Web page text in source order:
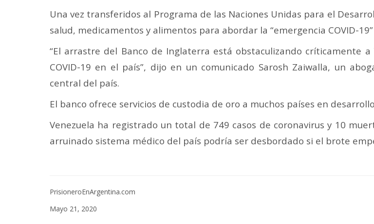
Una vez transferidos al Programa de las Naciones Unidas para el
salud, medicamentos y alimentos para abordar la “emergencia COVID-
“El arrastre del Banco de Inglaterra está obstaculizando críticamente
COVID-19 en el país”, dijo en un comunicado Sarosh Zaiwalla, un
central del país.
El banco ofrece servicios de custodia de oro a muchos países en
Venezuela ha registrado un total de 749 casos de coronavirus y 10
arruinado sistema médico del país podría ser desbordado si el brote
PrisioneroEnArgentina.com
Mayo 21, 2020